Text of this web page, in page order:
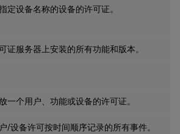
定设备名称的设备的许可证。
证服务器上安装的所有功能和版本。
一个用户、功能或设备的许可证。
/设备许可按时间顺序记录的所有事件。